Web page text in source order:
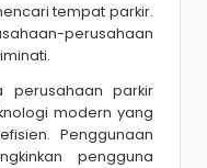
tempat parkir.
perusahaan
perusahaan parkir
modern yang
Penggunaan
pengguna